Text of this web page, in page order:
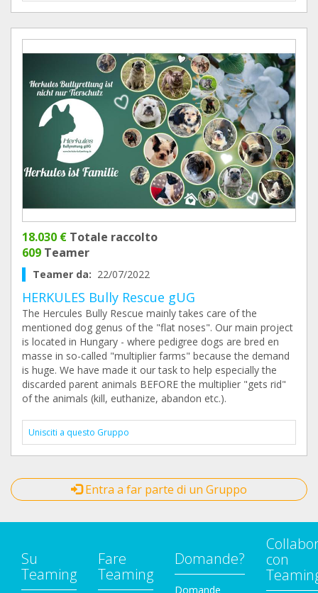
18.030 € Totale raccolto
609 Teamer
Teamer da: 22/07/2022
HERKULES Bully Rescue gUG
The Hercules Bully Rescue mainly takes care of the
mentioned dog genus of the "flat noses". Our main project
is located in Hungary - where pedigree dogs are bred en
masse in so-called "multiplier farms" because the demand
is huge. We have made it our task to help especially the
discarded parent animals BEFORE the multiplier "gets rid"
of the animals (kill, euthanize, abandon etc.).
Unisciti a questo Gruppo
Entra a far parte di un Gruppo
Su
Teaming
Fare
Teaming
Domande?
Domande
con